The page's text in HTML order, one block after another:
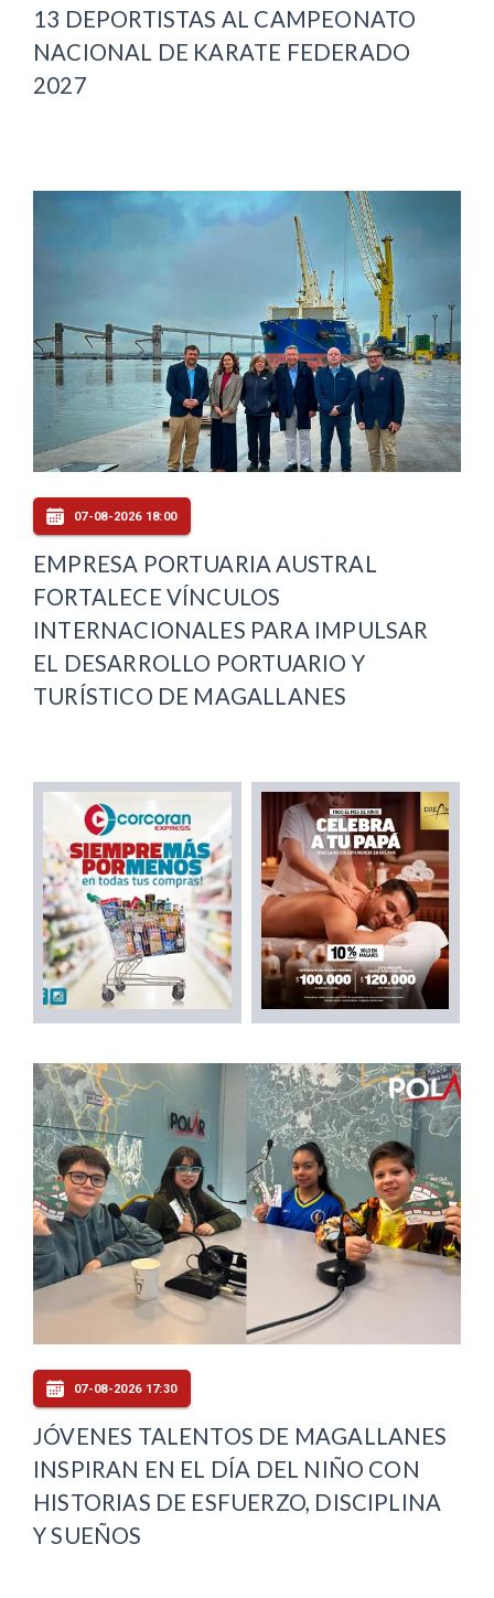
13 DEPORTISTAS AL CAMPEONATO
NACIONAL DE KARATE FEDERADO
2027
07-08-2026 18:00
EMPRESA PORTUARIA AUSTRAL
FORTALECE VÍNCULOS
INTERNACIONALES PARA IMPULSAR
EL DESARROLLO PORTUARIO Y
TURÍSTICO DE MAGALLANES
07-08-2026 17:30
JÓVENES TALENTOS DE MAGALLANES
INSPIRAN EN EL DÍA DEL NIÑO CON
HISTORIAS DE ESFUERZO, DISCIPLINA
Y SUEÑOS